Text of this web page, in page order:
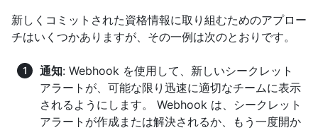
新しくコミットされた資格情報に取り組むためのアプロー
チはいくつかありますが、その一例は次のとおりです。
通知: Webhook を使用して、新しいシークレット
アラートが、可能な限り迅速に適切なチームに表示
されるようにします。 Webhook は、シークレット
アラートが作成または解決されるか、もう一度開か